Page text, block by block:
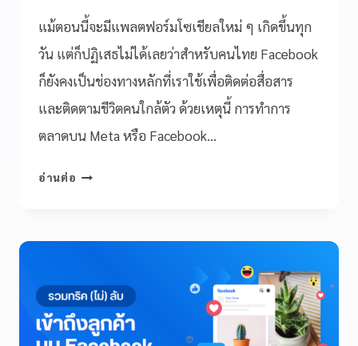
แม้ตอนนี้จะมีแพลตฟอร์มโซเชียลใหม่ ๆ เกิดขึ้นทุก
วัน แต่ก็ปฏิเสธไม่ได้เลยว่าสำหรับคนไทย Facebook
ก็ยังคงเป็นช่องทางหลักที่เราใช้เพื่อติดต่อสื่อสาร
และติดตามชีวิตคนใกล้ตัว ด้วยเหตุนี้ การทำการ
ตลาดบน Meta หรือ Facebook…
อ่านต่อ